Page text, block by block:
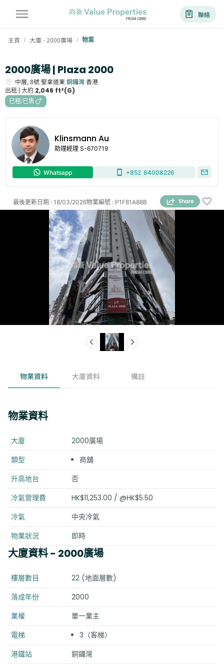
聯絡
主頁 / 大廈 - 2000廣場 / 物業
2000廣場 | Plaza 2000
中層,8號 堅拿道東銅鑼灣香港
出租 | 大約 2,046 ft²(G)
已租/已售
Klinsmann Au
助理經理 S-670719
Whatsapp +852 84008226
物業編號 : P1F81A88B
最後更新日期 : 18/03/2026
物業資料 大廈資料 備註
物業資料
大廈
2000廣場
類型
商舖
升高地台
否
冷氣管理費
HK$11,253.00 / @HK$5.50
冷氣
中央冷氣
物業狀況
即時
大廈資料- 2000廣場
樓層數目
22 (地面層數)
落成年份
2000
業權
單一業主
電梯
3（客梯）
港鐵站
銅鑼灣